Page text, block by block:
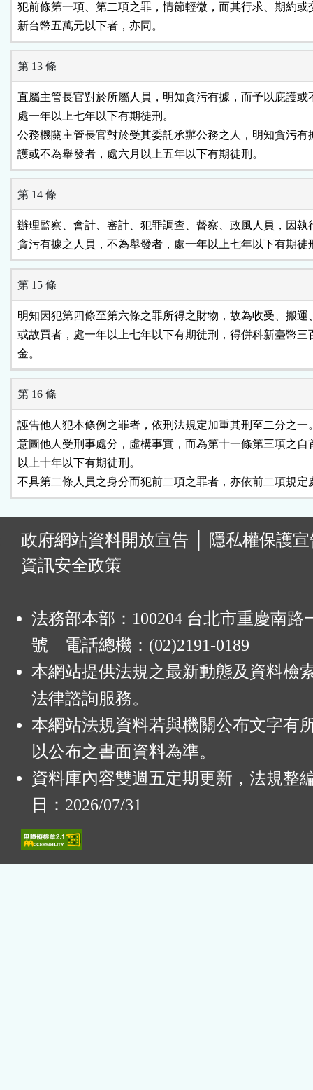
犯前條第一項、第二項之罪，情節輕微，而其行求、期約或
新台幣五萬元以下者，亦同。
第 13 條
直屬主管長官對於所屬人員，明知貪污有據，而予以庇護或
處一年以上七年以下有期徒刑。
公務機關主管長官對於受其委託承辦公務之人，明知貪污有
護或不為舉發者，處六月以上五年以下有期徒刑。
第 14 條
辦理監察、會計、審計、犯罪調查、督察、政風人員，因執
貪污有據之人員，不為舉發者，處一年以上七年以下有期徒
第 15 條
明知因犯第四條至第六條之罪所得之財物，故為收受、搬運
或故買者，處一年以上七年以下有期徒刑，得併科新臺幣三
金。
第 16 條
誣告他人犯本條例之罪者，依刑法規定加重其刑至二分之一
意圖他人受刑事處分，虛構事實，而為第十一條第三項之自
以上十年以下有期徒刑。
不具第二條人員之身分而犯前二項之罪者，亦依前二項規定
政府網站資料開放宣告
隱私權保護
資訊安全政策
法務部本部：100204 台北市重慶南路
號 電話總機：(02)2191-0189
本網站提供法規之最新動態及資料檢
法律諮詢服務。
本網站法規資料若與機關公布文字有
以公布之書面資料為準。
資料庫內容雙週五定期更新，法規整
日：2026/07/31